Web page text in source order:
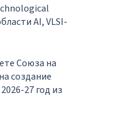
AI, VLSI-
Союза на
создание
27 год из